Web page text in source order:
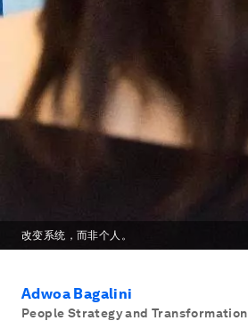
改变系统，而非个人。
Adwoa Bagalini
People Strategy and Transformation